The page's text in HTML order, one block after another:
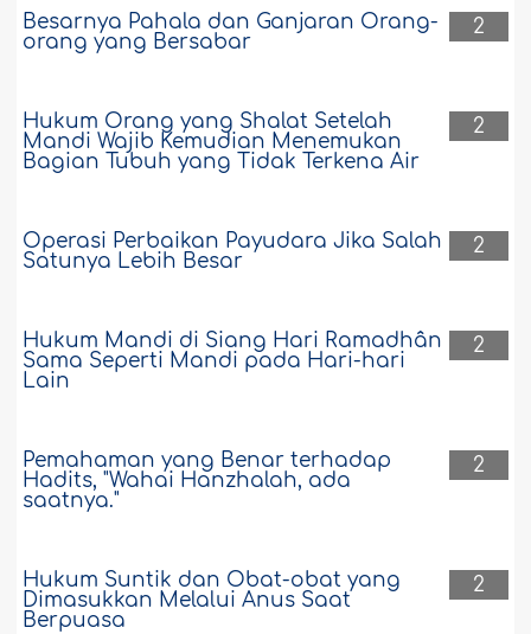
2
Besarnya Pahala dan Ganjaran Orang-
orang yang Bersabar
2
Hukum Orang yang Shalat Setelah
Mandi Wajib Kemudian Menemukan
Bagian Tubuh yang Tidak Terkena Air
2
Operasi Perbaikan Payudara Jika Salah
Satunya Lebih Besar
2
Hukum Mandi di Siang Hari Ramadhân
Sama Seperti Mandi pada Hari-hari
Lain
2
Pemahaman yang Benar terhadap
Hadits, "Wahai Hanzhalah, ada
saatnya."
2
Hukum Suntik dan Obat-obat yang
Dimasukkan Melalui Anus Saat
Berpuasa